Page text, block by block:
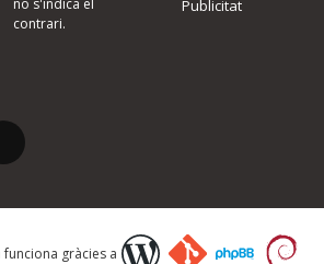
*
no s'indica el
contrari.
Publicitat
funciona gràcies a